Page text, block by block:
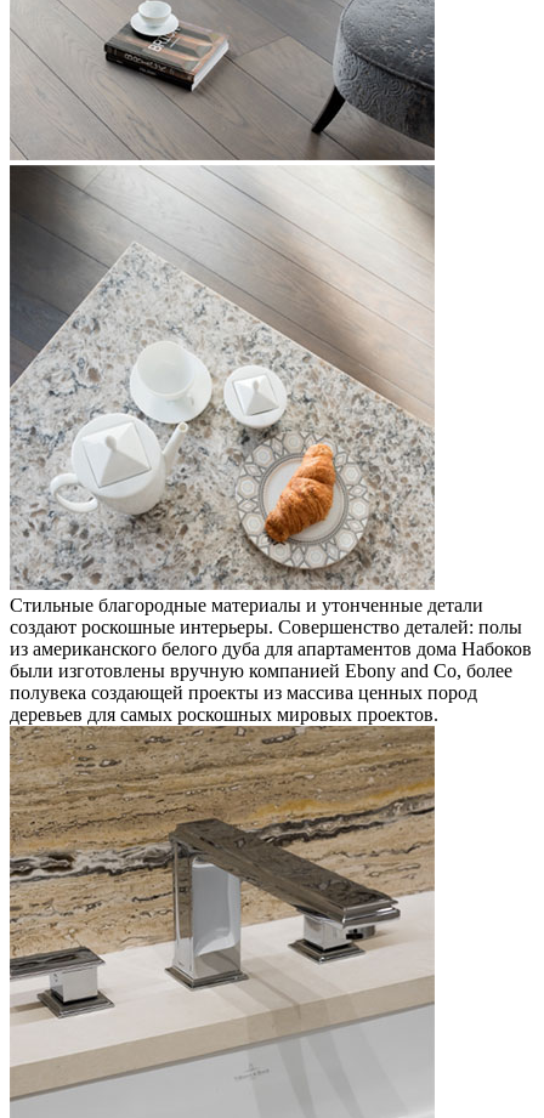
Стильные благородные материалы и утонченные детали
создают роскошные интерьеры. Совершенство деталей: полы
из американского белого дуба для апартаментов дома Набоков
были изготовлены вручную компанией Ebony and Co, более
полувека создающей проекты из массива ценных пород
деревьев для самых роскошных мировых проектов.